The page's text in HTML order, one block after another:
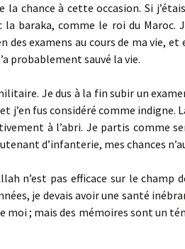
la chance à cette occasion. Si
la baraka, comme le roi du Maroc.
des examens au cours de ma vie, et
probablement sauvé la vie.
Je dus à la fin subir un
et j’en fus considéré comme
à l’abri. Je partis comme
d’infanterie, mes chances
n’est pas efficace sur le champ
je devais avoir une santé
moi ; mais des mémoires sont un